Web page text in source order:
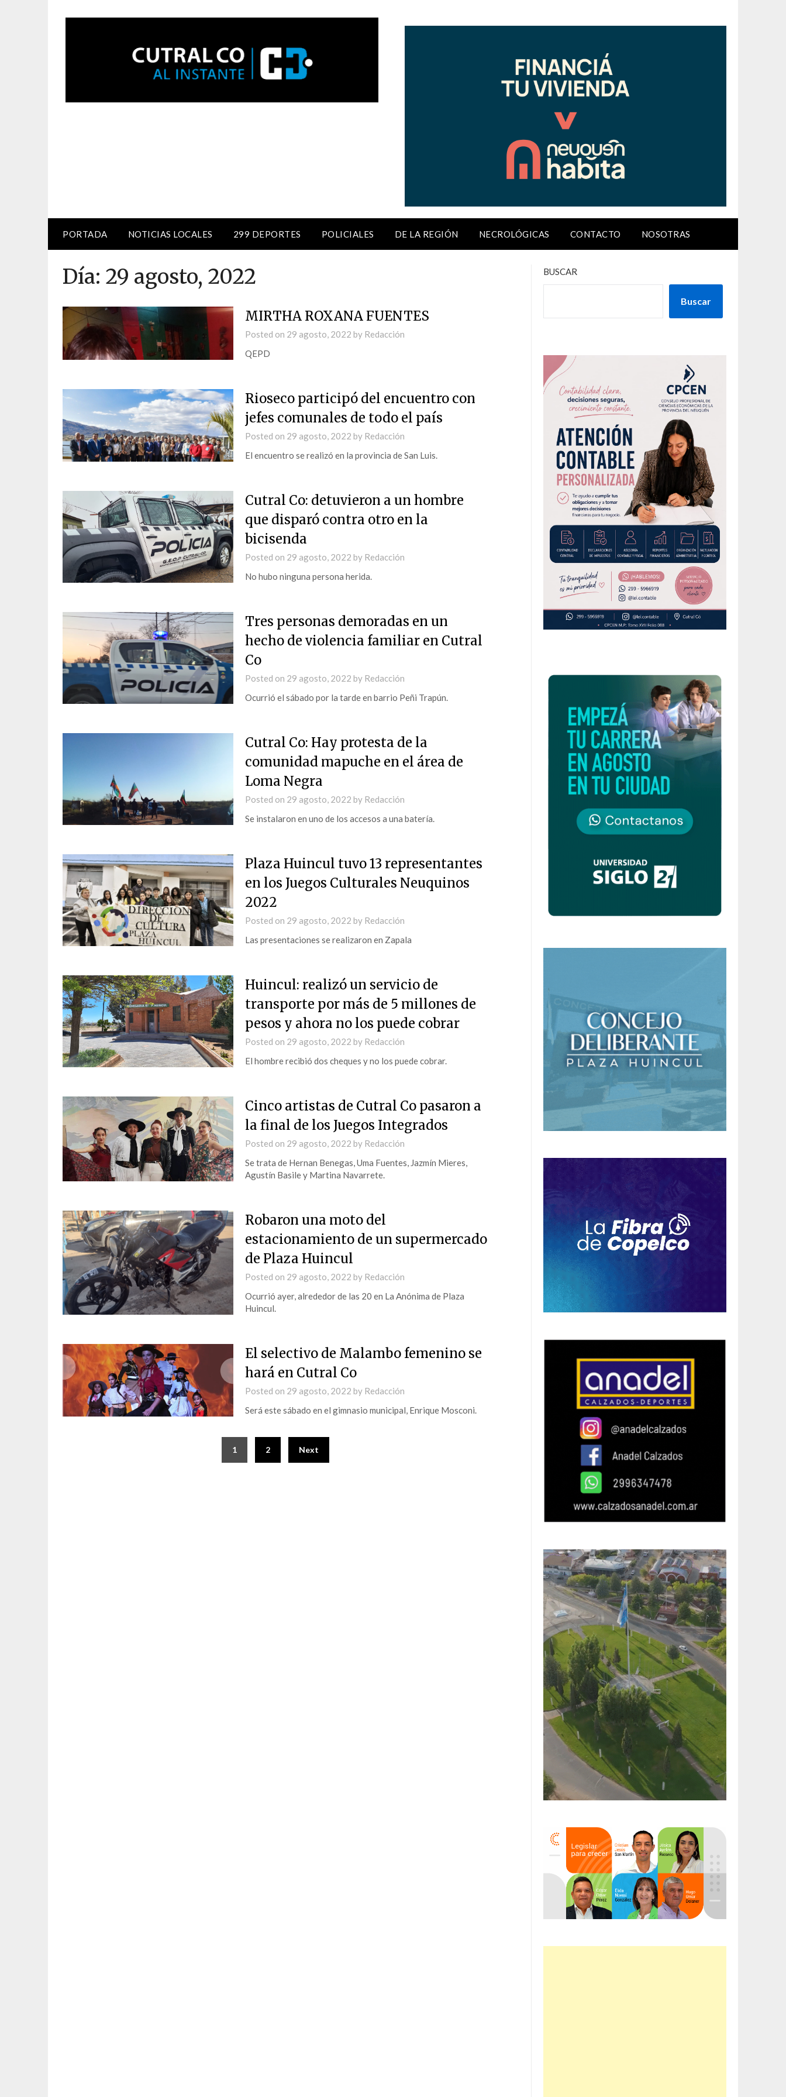
PORTADA NOTICIAS LOCALES 299 DEPORTES POLICIALES DE LA REGIÓN NECROLÓGICAS CONTACTO NOSOTRAS
Día: 29 agosto, 2022
MIRTHA ROXANA FUENTES
Posted on 29 agosto, 2022 by Redacción
QEPD
Rioseco participó del encuentro con
jefes comunales de todo el país
Posted on 29 agosto, 2022 by Redacción
El encuentro se realizó en la provincia de San Luis.
Cutral Co: detuvieron a un hombre
que disparó contra otro en la
bicisenda
Posted on 29 agosto, 2022 by Redacción
No hubo ninguna persona herida.
Tres personas demoradas en un
hecho de violencia familiar en Cutral
Co
Posted on 29 agosto, 2022 by Redacción
Ocurrió el sábado por la tarde en barrio Peñi Trapún.
Cutral Co: Hay protesta de la
comunidad mapuche en el área de
Loma Negra
Posted on 29 agosto, 2022 by Redacción
Se instalaron en uno de los accesos a una batería.
Plaza Huincul tuvo 13 representantes
en los Juegos Culturales Neuquinos
2022
Posted on 29 agosto, 2022 by Redacción
Las presentaciones se realizaron en Zapala
Huincul: realizó un servicio de
transporte por más de 5 millones de
pesos y ahora no los puede cobrar
Posted on 29 agosto, 2022 by Redacción
El hombre recibió dos cheques y no los puede cobrar.
Cinco artistas de Cutral Co pasaron a
la final de los Juegos Integrados
Posted on 29 agosto, 2022 by Redacción
Se trata de Hernan Benegas, Uma Fuentes, Jazmín Mieres,
Agustín Basile y Martina Navarrete.
Robaron una moto del
estacionamiento de un supermercado
de Plaza Huincul
Posted on 29 agosto, 2022 by Redacción
Ocurrió ayer, alrededor de las 20 en La Anónima de Plaza
Huincul.
El selectivo de Malambo femenino se
hará en Cutral Co
Posted on 29 agosto, 2022 by Redacción
Será este sábado en el gimnasio municipal, Enrique Mosconi.
1 2 Next
BUSCAR
Buscar